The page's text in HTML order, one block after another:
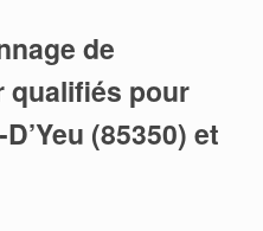
de
qualifiés pour
(85350) et